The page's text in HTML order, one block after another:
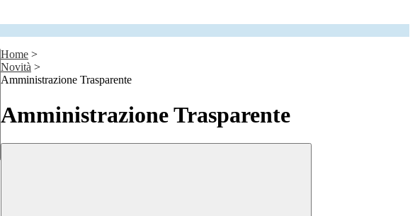
Home >
Novità >
Amministrazione Trasparente
Amministrazione Trasparente